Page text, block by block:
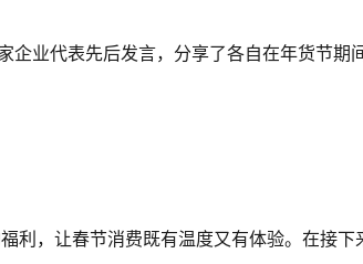
业代表先后发言，分享了各自在年货节期
，让春节消费既有温度又有体验。在接下